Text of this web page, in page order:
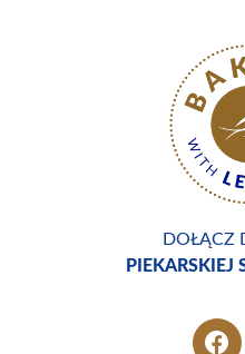
DOŁĄCZ
PIEKARSKIEJ